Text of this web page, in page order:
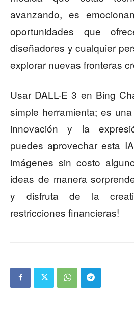
avanzando, es
oportunidades que
diseñadores y cualquier
explorar nuevas fronteras
Usar DALL-E 3 en Bing
simple herramienta; es
innovación y la
puedes aprovechar esta
imágenes sin costo
ideas de manera
y disfruta de la
restricciones financieras!